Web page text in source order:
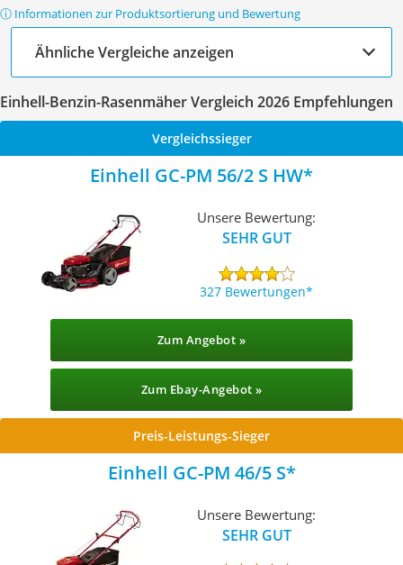
ⓘ Informationen zur Produktsortierung und Bewertung
Ähnliche Vergleiche anzeigen
Einhell-Benzin-Rasenmäher Vergleich 2026 Empfehlungen
Vergleichssieger
Einhell GC-PM 56/2 S HW
Unsere Bewertung:
SEHR GUT
327 Bewertungen
Zum Angebot »
Zum Ebay-Angebot »
Preis-Leistungs-Sieger
Einhell GC-PM 46/5 S
Unsere Bewertung:
SEHR GUT